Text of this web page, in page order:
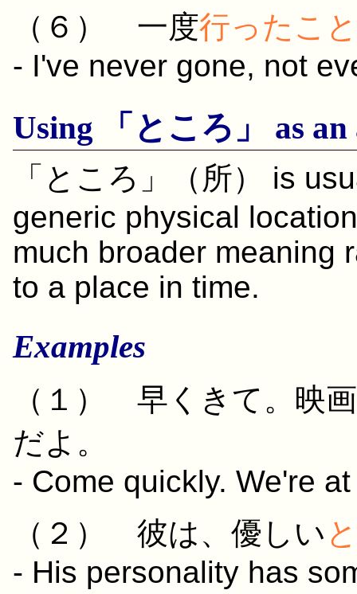
（６） 一度行った こと
- I've never gone, not
Using 「 ところ 」 as
「 ところ 」（ 所） is
generic physical
much broader meaning
to a place in time.
Examples
（１） 早く きて 。 映画
だよ。
- Come quickly. We're
（２） 彼は、 優しい
- His personality has